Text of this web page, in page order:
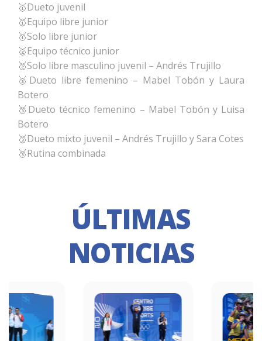
🥇Dueto juvenil
🥇Equipo libre junior
🥇Solo libre junior
🥈Equipo técnico junior
🥈Solo libre masculino juvenil – Andrés Trujillo
🥈Dueto libre femenino – Mabel Tobón y Laura
Botero
🥉Dueto técnico femenino – Mabel Tobón y Luisa
Botero
🥉Dueto mixto juvenil – Andrés Trujillo y Sara Cotes
🥉Rutina combinada
ÚLTIMAS
NOTICIAS